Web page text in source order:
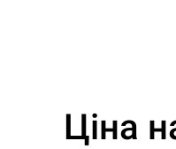
Ціна